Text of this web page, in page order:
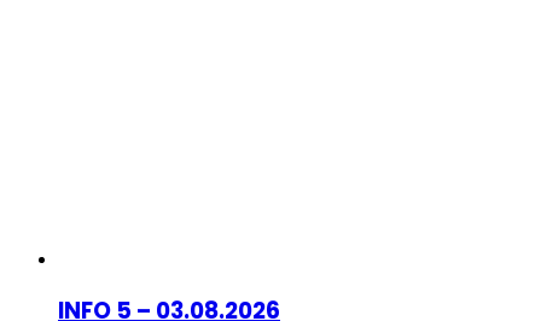
INFO 5 – 03.08.2026